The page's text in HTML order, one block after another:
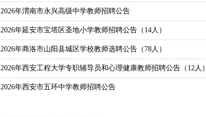
2026年渭南市永兴高级中学教师招聘公告
2026年延安市宝塔区圣地小学教师招聘公告（14人）
2026年商洛市山阳县城区学校教师选聘公告（78人）
2026年西安工程大学专职辅导员和心理健康教师招聘公告（12人）
2026年西安市五环中学教师招聘公告